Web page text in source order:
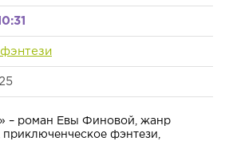
– роман Евы Финовой, жанр
приключенческое фэнтези,